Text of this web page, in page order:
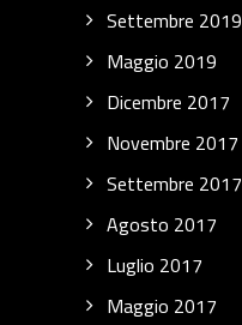
Settembre 2019
Maggio 2019
Dicembre 2017
Novembre 2017
Settembre 2017
Agosto 2017
Luglio 2017
Maggio 2017